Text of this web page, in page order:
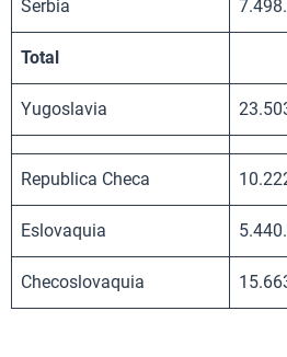
Serbia
Total
Yugoslavia
Republica Checa
Eslovaquia
Checoslovaquia